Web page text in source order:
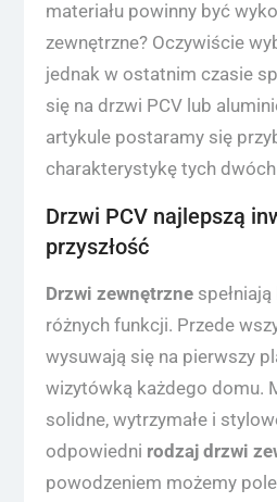
materiału powinny być
zewnętrzne? Oczywiście
jednak w ostatnim czasie
się na drzwi PCV lub
artykule postaramy się
charakterystykę tych
Drzwi PCV najlepszą
przyszłość
Drzwi zewnętrznespełniają
różnych funkcji. Przede
wysuwają się na pierwszy
wizytówką każdego domu.
solidne, wytrzymałe i
odpowiedni rodzaj drzwi
powodzeniem możemy